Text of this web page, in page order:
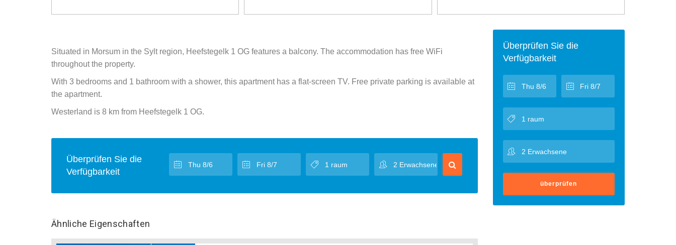
Überprüfen Sie die
Verfügbarkeit
überprüfen
Situated in Morsum in the Sylt region, Heefstegelk 1 OG features a balcony. The accommodation has free WiFi
throughout the property.
With 3 bedrooms and 1 bathroom with a shower, this apartment has a flat-screen TV. Free private parking is available at
the apartment.
Westerland is 8 km from Heefstegelk 1 OG.
Überprüfen Sie die
Verfügbarkeit
Ähnliche Eigenschaften